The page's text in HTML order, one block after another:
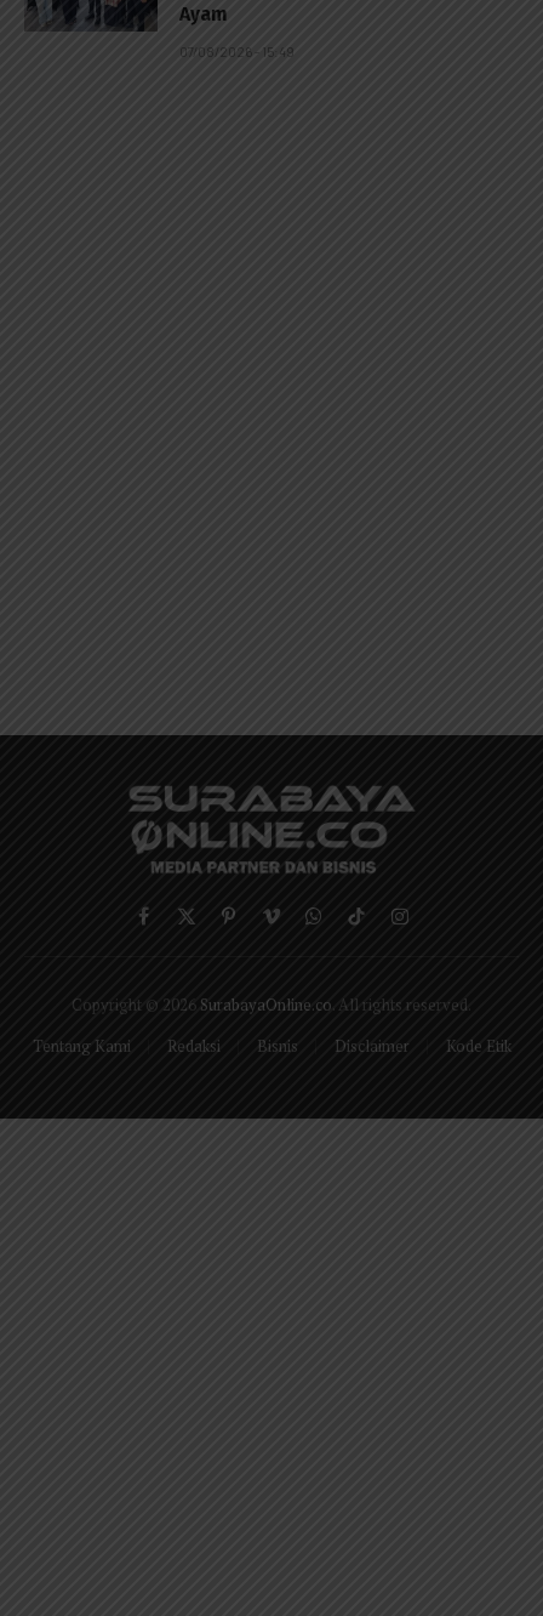
Ayam
07/08/2026 - 15:49
Facebook
X
PinterestVimeoWhatsApp
TikTokInstagram
Copyright © 2026 SurabayaOnline.co. All rights reserved.
Tentang Kami
Redaksi Bisnis Disclaimer Kode Etik